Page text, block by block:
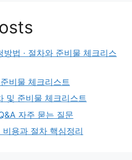
법 · 절차와 준비물 체크리스
비물 체크리스트
및 준비물 체크리스트
자주 묻는 질문
비용과 절차 핵심정리